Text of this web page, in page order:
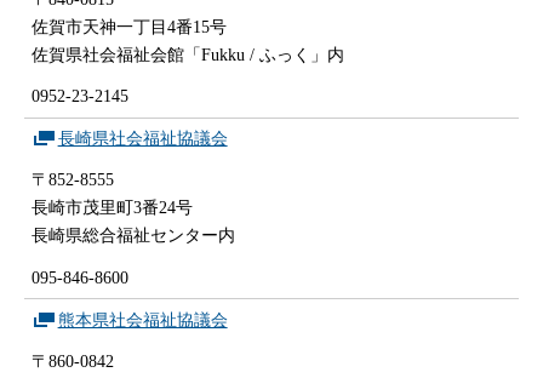
佐賀市天神一丁目4番15号
佐賀県社会福祉会館「Fukku / ふっく」内
0952-23-2145
長崎県社会福祉協議会
〒852-8555
長崎市茂里町3番24号
長崎県総合福祉センター内
095-846-8600
熊本県社会福祉協議会
〒860-0842